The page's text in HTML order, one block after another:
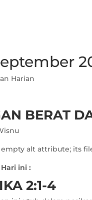
Harian
BERAT
ini :
2:1-4